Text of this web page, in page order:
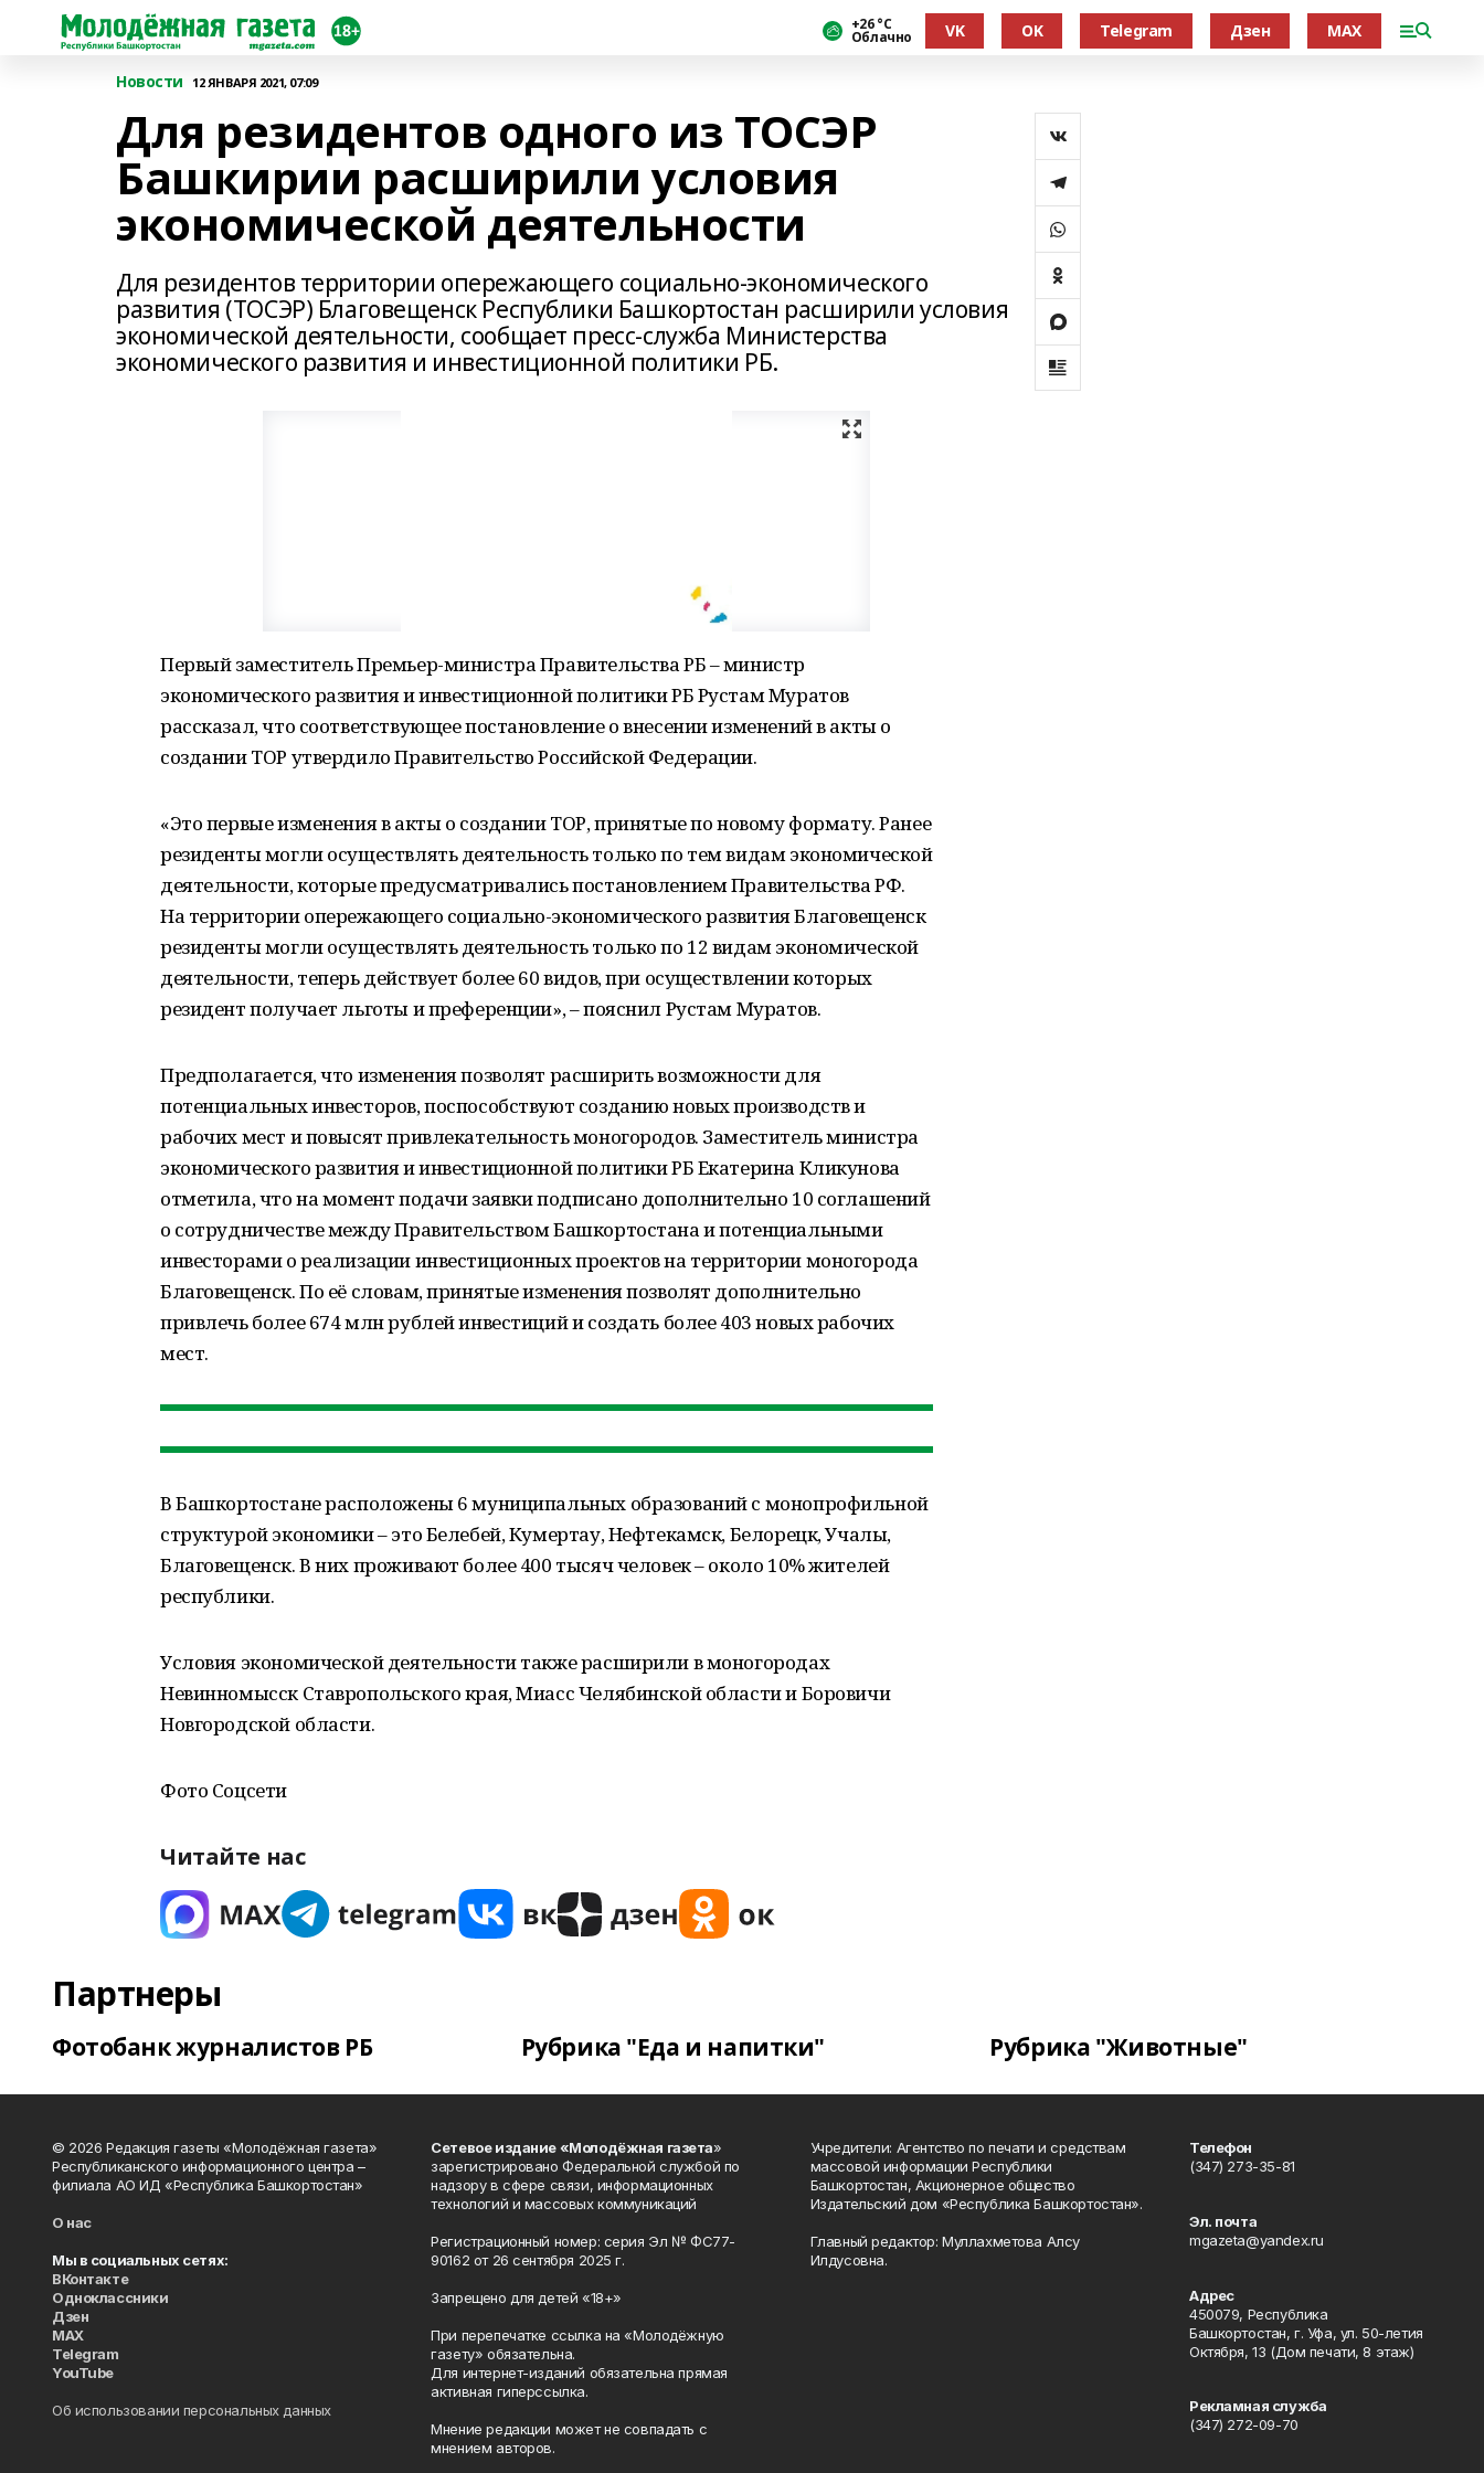
+26 °С
Облачно VK OK Telegram Дзен MAX
Новости 12 ЯНВАРЯ 2021, 07:09
Для резидентов одного из ТОСЭР
Башкирии расширили условия
экономической деятельности
Для резидентов территории опережающего социально-экономического
развития (ТОСЭР) Благовещенск Республики Башкортостан расширили условия
экономической деятельности, сообщает пресс-служба Министерства
экономического развития и инвестиционной политики РБ.
Первый заместитель Премьер-министра Правительства РБ – министр
экономического развития и инвестиционной политики РБ Рустам Муратов
рассказал, что соответствующее постановление о внесении изменений в акты о
создании ТОР утвердило Правительство Российской Федерации.
«Это первые изменения в акты о создании ТОР, принятые по новому формату. Ранее
резиденты могли осуществлять деятельность только по тем видам экономической
деятельности, которые предусматривались постановлением Правительства РФ.
На территории опережающего социально-экономического развития Благовещенск
резиденты могли осуществлять деятельность только по 12 видам экономической
деятельности, теперь действует более 60 видов, при осуществлении которых
резидент получает льготы и преференции», – пояснил Рустам Муратов.
Предполагается, что изменения позволят расширить возможности для
потенциальных инвесторов, поспособствуют созданию новых производств и
рабочих мест и повысят привлекательность моногородов. Заместитель министра
экономического развития и инвестиционной политики РБ Екатерина Кликунова
отметила, что на момент подачи заявки подписано дополнительно 10 соглашений
о сотрудничестве между Правительством Башкортостана и потенциальными
инвесторами о реализации инвестиционных проектов на территории моногорода
Благовещенск. По её словам, принятые изменения позволят дополнительно
привлечь более 674 млн рублей инвестиций и создать более 403 новых рабочих
мест.
В Башкортостане расположены 6 муниципальных образований с монопрофильной
структурой экономики – это Белебей, Кумертау, Нефтекамск, Белорецк, Учалы,
Благовещенск. В них проживают более 400 тысяч человек – около 10% жителей
республики.
Условия экономической деятельности также расширили в моногородах
Невинномысск Ставропольского края, Миасс Челябинской области и Боровичи
Новгородской области.
Фото Соцсети
Читайте нас
Партнеры
Фотобанк журналистов РБ Рубрика "Еда и напитки" Рубрика "Животные"
© 2026 Редакция газеты «Молодёжная газета»
Республиканского информационного центра –
филиала АО ИД «Республика Башкортостан»
О нас
Мы в социальных сетях:
ВКонтакте
Одноклассники
Дзен
MAX
Telegram
YouTube
Об использовании персональных данных
Сетевое издание «Молодёжная газета»
зарегистрировано Федеральной службой по
надзору в сфере связи, информационных
технологий и массовых коммуникаций
Регистрационный номер: серия Эл № ФС77-
90162 от 26 сентября 2025 г.
Запрещено для детей «18+»
При перепечатке ссылка на «Молодёжную
газету» обязательна.
Для интернет-изданий обязательна прямая
активная гиперссылка.
Мнение редакции может не совпадать с
мнением авторов.
Учредители: Агентство по печати и средствам
массовой информации Республики
Башкортостан, Акционерное общество
Издательский дом «Республика Башкортостан».
Главный редактор: Муллахметова Алсу
Илдусовна.
Телефон
(347) 273-35-81
Эл. почта
mgazeta@yandex.ru
Адрес
450079, Республика
Башкортостан, г. Уфа, ул. 50-летия
Октября, 13 (Дом печати, 8 этаж)
Рекламная служба
(347) 272-09-70